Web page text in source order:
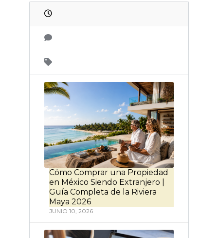
Cómo Comprar una Propiedad
en México Siendo Extranjero |
Guía Completa de la Riviera
Maya 2026
JUNIO 10, 2026